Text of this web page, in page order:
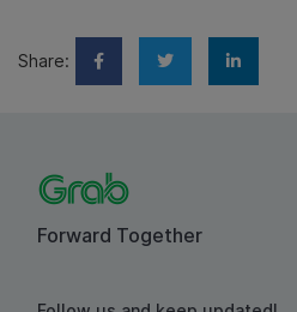
Share:
Forward Together